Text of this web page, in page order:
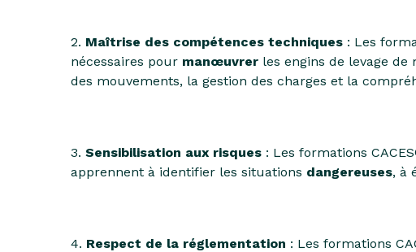
2. Maîtrise des compétences techniques : Les
nécessaires pour manœuvrer les engins de levage
des mouvements, la gestion des charges et la
3. Sensibilisation aux risques : Les formations
apprennent à identifier les situations dangereuses, à
4. Respect de la réglementation : Les formations